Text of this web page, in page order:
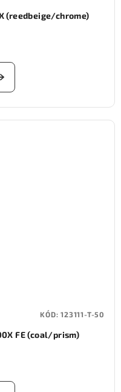
(reedbeige/chrome)
FE (coal/prism)
KÓD:123111-T-50